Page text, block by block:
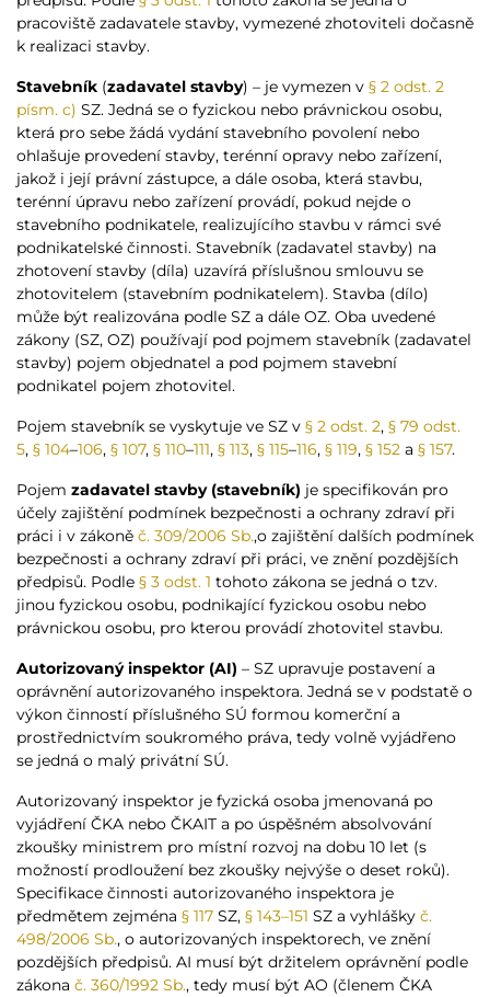
pracoviště zadavatele stavby, vymezené zhotoviteli dočasně
k realizaci stavby.
Stavebník (zadavatel stavby) – je vymezen v § 2 odst. 2
písm. c) SZ. Jedná se o fyzickou nebo právnickou osobu,
která pro sebe žádá vydání stavebního povolení nebo
ohlašuje provedení stavby, terénní opravy nebo zařízení,
jakož i její právní zástupce, a dále osoba, která stavbu,
terénní úpravu nebo zařízení provádí, pokud nejde o
stavebního podnikatele, realizujícího stavbu v rámci své
podnikatelské činnosti. Stavebník (zadavatel stavby) na
zhotovení stavby (díla) uzavírá příslušnou smlouvu se
zhotovitelem (stavebním podnikatelem). Stavba (dílo)
může být realizována podle SZ a dále OZ. Oba uvedené
zákony (SZ, OZ) používají pod pojmem stavebník (zadavatel
stavby) pojem objednatel a pod pojmem stavební
podnikatel pojem zhotovitel.
Pojem stavebník se vyskytuje ve SZ v § 2 odst. 2, § 79 odst.
5, § 104–106, § 107, § 110–111, § 113, § 115–116, § 119, § 152 a § 157.
Pojem zadavatel stavby (stavebník) je specifikován pro
účely zajištění podmínek bezpečnosti a ochrany zdraví při
práci i v zákoně č. 309/2006 Sb.,o zajištění dalších podmínek
bezpečnosti a ochrany zdraví při práci, ve znění pozdějších
předpisů. Podle § 3 odst. 1 tohoto zákona se jedná o tzv.
jinou fyzickou osobu, podnikající fyzickou osobu nebo
právnickou osobu, pro kterou provádí zhotovitel stavbu.
Autorizovaný inspektor (AI) – SZ upravuje postavení a
oprávnění autorizovaného inspektora. Jedná se v podstatě o
výkon činností příslušného SÚ formou komerční a
prostřednictvím soukromého práva, tedy volně vyjádřeno
se jedná o malý privátní SÚ.
Autorizovaný inspektor je fyzická osoba jmenovaná po
vyjádření ČKA nebo ČKAIT a po úspěšném absolvování
zkoušky ministrem pro místní rozvoj na dobu 10 let (s
možností prodloužení bez zkoušky nejvýše o deset roků).
Specifikace činnosti autorizovaného inspektora je
předmětem zejména § 117 SZ, § 143–151 SZ a vyhlášky č.
498/2006 Sb., o autorizovaných inspektorech, ve znění
pozdějších předpisů. AI musí být držitelem oprávnění podle
zákona č. 360/1992 Sb., tedy musí být AO (členem ČKA